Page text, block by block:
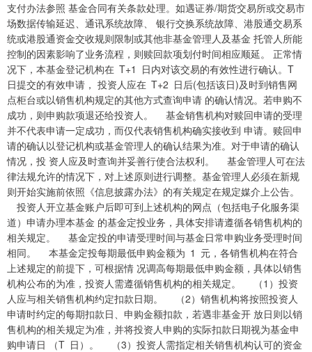
支付办法参照 基金合同有关条款处理。如遇证券/期货交易所或交易市
场数据传输延迟、通讯系统故障、 银行交换系统故障、港股通交易系
统或港股通资金交收规则限制或其他非基金管理人及基金 托管人所能
控制的因素影响了业务流程，则赎回款项划付时间相应顺延。 正常情
况下，本基金登记机构在 T+1 日内对该交易的有效性进行确认。T
日提交的有效申请， 投资人应在 T+2 日后(包括该日)及时到销售网
点柜台或以销售机构规定的其他方式查询申请 的确认情况。若申购不
成功，则申购款项退还给投资人。 基金销售机构对赎回申请的受理
并不代表申请一定成功，而仅代表销售机构确实接收到 申请。赎回申
请的确认以登记机构或基金管理人的确认结果为准。对于申请的确认
情况，投 资人应及时查询并妥善行使合法权利。 基金管理人可在法
律法规允许的情况下，对上述原则进行调整。基金管理人必须在新规
则开始实施前依照《信息披露办法》的有关规定在规定媒介上公告。
投资人开立基金账户后即可到上述机构的网点（包括电子化服务渠
道）申请办理本基金 的基金定投业务，具体安排请遵循各销售机构的
相关规定。 基金定投的申请受理时间与基金日常申购业务受理时间
相同。 本基金定投每期最低申购金额为 1 元，各销售机构在符合
上述规定的前提下，可根据情 况调高每期最低申购金额，具体以销售
机构公布的为准，投资人需遵循销售机构的相关规定。 （1）投资
人应与相关销售机构约定扣款日期。 （2）销售机构将按照投资人
申请时约定的每期扣款日、申购金额扣款，若遇非基金开 放日则以销
售机构的相关规定为准，并将投资人申购的实际扣款日期视为基金申
购申请日 （T 日）。 （3）投资人需指定相关销售机构认可的资金